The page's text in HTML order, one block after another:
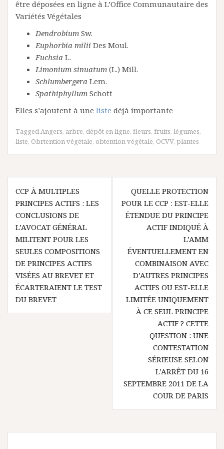
être déposées en ligne à L’Office Communautaire des
Variétés Végétales
Dendrobium Sw.
Euphorbia milii Des Moul.
Fuchsia L.
Limonium sinuatum (L.) Mill.
Schlumbergera Lem.
Spathiphyllum Schott
Elles s’ajoutent à une liste déjà importante
TaggedAngers, arbre, dépôt en ligne, fleurs, fruits, légumes,
liste, Obrtention végétale, obtention végétale, OCVV, plantes
Navigation
de
l’article
CCP À MULTIPLES
PRINCIPES ACTIFS : LES
CONCLUSIONS DE
L’AVOCAT GÉNÉRAL
MILITENT POUR LES
SEULES COMPOSITIONS
DE PRINCIPES ACTIFS
VISÉES AU BREVET ET
ÉCARTERAIENT LE TEST
DU BREVET
QUELLE PROTECTION
POUR LE CCP : EST-ELLE
ÉTENDUE DU PRINCIPE
ACTIF INDIQUÉ À
L’AMM
ÉVENTUELLEMENT EN
COMBINAISON AVEC
D’AUTRES PRINCIPES
ACTIFS OU EST-ELLE
LIMITÉE UNIQUEMENT
À CE SEUL PRINCIPE
ACTIF ? CETTE
QUESTION : UNE
CONTESTATION
SÉRIEUSE SELON
L’ARRÊT DU 16
SEPTEMBRE 2011 DE LA
COUR DE PARIS